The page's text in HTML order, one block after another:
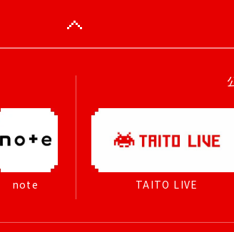
note TAITO LIVE